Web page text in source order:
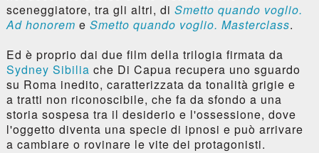
sceneggiatore, tra gli altri, di Smetto quando voglio.
Ad honorem e Smetto quando voglio. Masterclass.
Ed è proprio dai due film della trilogia firmata da
Sydney Sibilia che Di Capua recupera uno sguardo
su Roma inedito, caratterizzata da tonalità grigie e
a tratti non riconoscibile, che fa da sfondo a una
storia sospesa tra il desiderio e l'ossessione, dove
l'oggetto diventa una specie di ipnosi e può arrivare
a cambiare o rovinare le vite dei protagonisti.